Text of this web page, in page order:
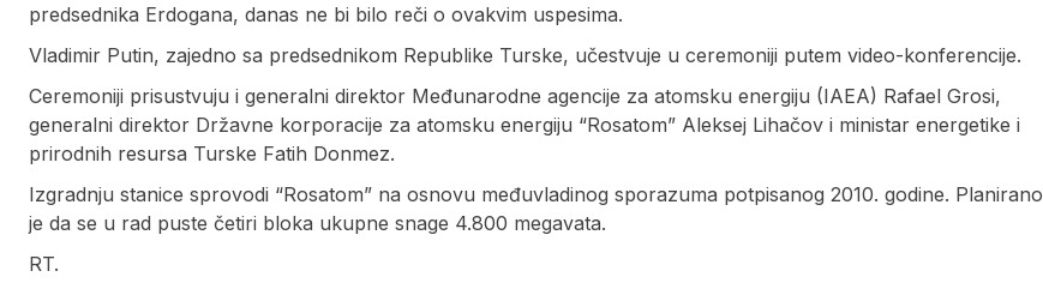
predsednika Erdogana, danas ne bi bilo reči o ovakvim uspesima.
Vladimir Putin, zajedno sa predsednikom Republike Turske, učestvuje u ceremoniji putem video-konferencije.
Ceremoniji prisustvuju i generalni direktor Međunarodne agencije za atomsku energiju (IAEA) Rafael Grosi,
generalni direktor Državne korporacije za atomsku energiju “Rosatom” Aleksej Lihačov i ministar energetike i
prirodnih resursa Turske Fatih Donmez.
Izgradnju stanice sprovodi “Rosatom” na osnovu međuvladinog sporazuma potpisanog 2010. godine. Planirano
je da se u rad puste četiri bloka ukupne snage 4.800 megavata.
RT.